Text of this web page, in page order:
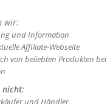
wir:
und Information
Affiliate-Webseite
von beliebten Produkten bei
nicht:
und Händler